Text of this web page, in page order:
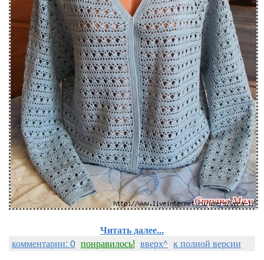
Читать далее...
комментарии: 0 понравилось! вверх^ к полной версии